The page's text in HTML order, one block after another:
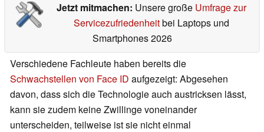
Jetzt mitmachen: Unsere große Umfrage zur
Servicezufriedenheitbei Laptops und
Smartphones 2026
Verschiedene Fachleute haben bereits die
Schwachstellen von Face ID aufgezeigt: Abgesehen
davon, dass sich die Technologie auch austricksen lässt,
kann sie zudem keine Zwillinge voneinander
unterscheiden, teilweise ist sie nicht einmal